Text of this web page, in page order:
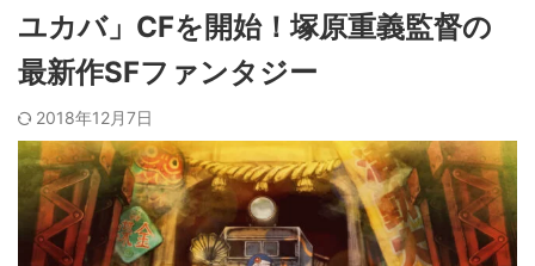
Grow A Garden（庭を成長させる）
タグ一覧
ARKit BitStar（ぶいらいぶ） CG(2D/3D) esports
ユカバ」CFを開始！塚原重義監督の
最新作SFファンタジー
2018年12月7日